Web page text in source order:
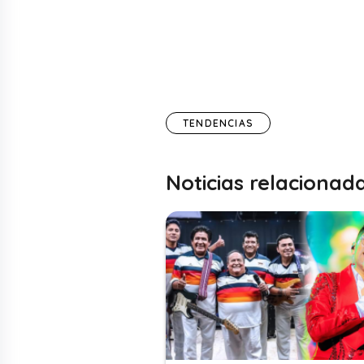
TENDENCIAS
Noticias